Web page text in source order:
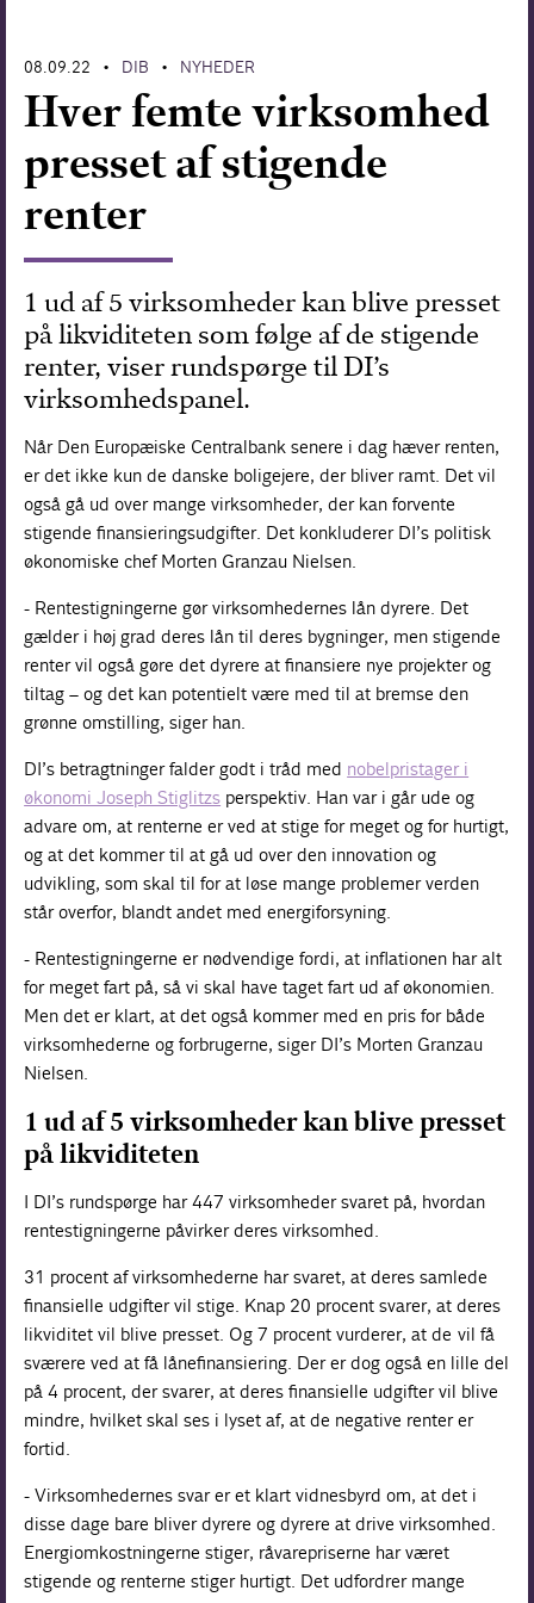
08.09.22 • DIB • NYHEDER
Hver femte virksomhed
presset af stigende
renter
1 ud af 5 virksomheder kan blive presset
på likviditeten som følge af de stigende
renter, viser rundspørge til DI’s
virksomhedspanel.
Når Den Europæiske Centralbank senere i dag hæver renten,
er det ikke kun de danske boligejere, der bliver ramt. Det vil
også gå ud over mange virksomheder, der kan forvente
stigende finansieringsudgifter. Det konkluderer DI’s politisk
økonomiske chef Morten Granzau Nielsen.
- Rentestigningerne gør virksomhedernes lån dyrere. Det
gælder i høj grad deres lån til deres bygninger, men stigende
renter vil også gøre det dyrere at finansiere nye projekter og
tiltag – og det kan potentielt være med til at bremse den
grønne omstilling, siger han.
DI’s betragtninger falder godt i tråd med nobelpristager i
økonomi Joseph Stiglitzs perspektiv. Han var i går ude og
advare om, at renterne er ved at stige for meget og for hurtigt,
og at det kommer til at gå ud over den innovation og
udvikling, som skal til for at løse mange problemer verden
står overfor, blandt andet med energiforsyning.
- Rentestigningerne er nødvendige fordi, at inflationen har alt
for meget fart på, så vi skal have taget fart ud af økonomien.
Men det er klart, at det også kommer med en pris for både
virksomhederne og forbrugerne, siger DI’s Morten Granzau
Nielsen.
1 ud af 5 virksomheder kan blive presset
på likviditeten
I DI’s rundspørge har 447 virksomheder svaret på, hvordan
rentestigningerne påvirker deres virksomhed.
31 procent af virksomhederne har svaret, at deres samlede
finansielle udgifter vil stige. Knap 20 procent svarer, at deres
likviditet vil blive presset. Og 7 procent vurderer, at de vil få
sværere ved at få lånefinansiering. Der er dog også en lille del
på 4 procent, der svarer, at deres finansielle udgifter vil blive
mindre, hvilket skal ses i lyset af, at de negative renter er
fortid.
- Virksomhedernes svar er et klart vidnesbyrd om, at det i
disse dage bare bliver dyrere og dyrere at drive virksomhed.
Energiomkostningerne stiger, råvarepriserne har været
stigende og renterne stiger hurtigt. Det udfordrer mange